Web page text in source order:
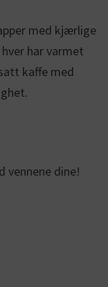
med kjærlige
har varmet
kaffe med
vennene dine!